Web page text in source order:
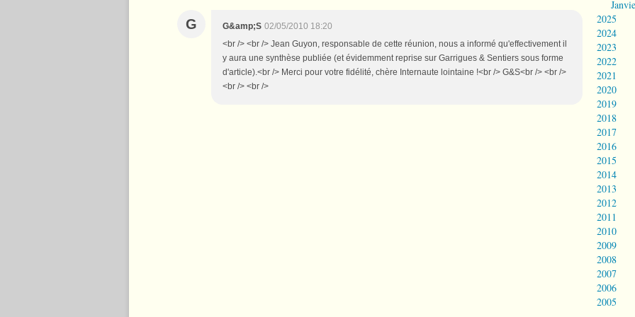
G G&amp;S 02/05/2010 18:20
<br /> <br /> Jean Guyon, responsable de cette réunion, nous a informé qu'effectivement il
y aura une synthèse publiée (et évidemment reprise sur Garrigues & Sentiers sous forme
d'article).<br /> Merci pour votre fidélité, chère Internaute lointaine !<br /> G&S<br /> <br />
<br /> <br />
2025
2024
2023
2022
2021
2020
2019
2018
2017
2016
2015
2014
2013
2012
2011
2010
2009
2008
2007
2006
2005